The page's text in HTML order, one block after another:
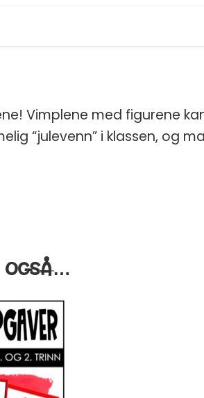
Vimplene med figurene
“julevenn” i klassen, og
OGSÅ…